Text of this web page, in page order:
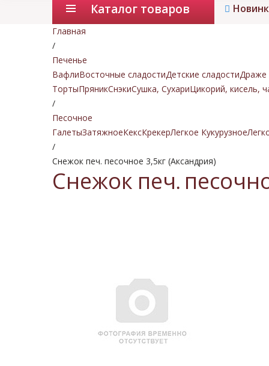
Каталог товаров
Главная
/
Печенье
ВафлиВосточные сладостиДетские сладостиДраже
ТортыПряникСнэкиСушка, СухариЦикорий, кисель,
/
Песочное
ГалетыЗатяжноеКексКрекерЛегкое Кукурузное
/
Снежок печ. песочное 3,5кг (Аксандрия)
Снежок печ.